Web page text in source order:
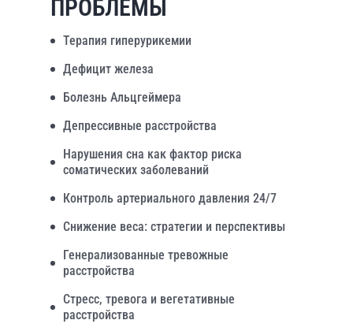
ПРОБЛЕМЫ
Терапия гиперурикемии
Дефицит железа
Болезнь Альцгеймера
Депрессивные расстройства
Нарушения сна как фактор риска
соматических заболеваний
Контроль артериального давления 24/7
Снижение веса: стратегии и перспективы
Генерализованные тревожные
расстройства
Стресс, тревога и вегетативные
расстройства